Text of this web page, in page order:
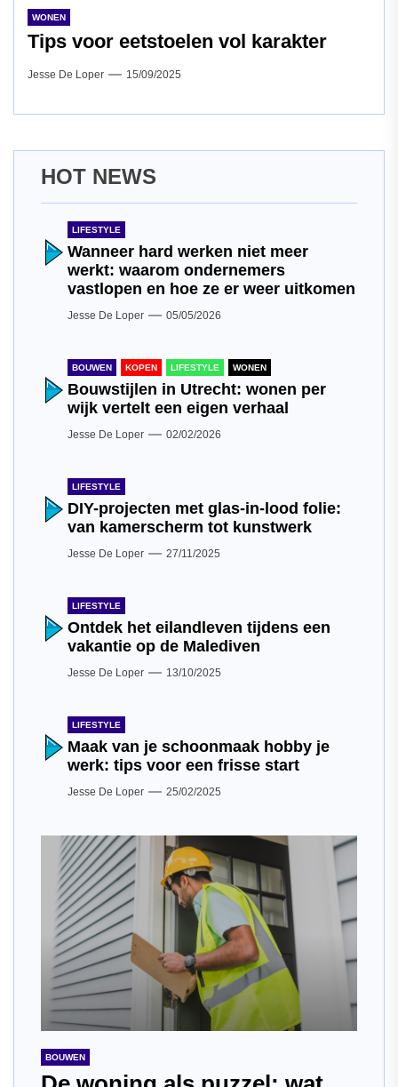
WONEN
Tips voor eetstoelen vol karakter
Jesse De Loper 15/09/2025
HOT NEWS
LIFESTYLE
Wanneer hard werken niet meer
werkt: waarom ondernemers
vastlopen en hoe ze er weer uitkomen
Jesse De Loper 05/05/2026
BOUWEN KOPEN LIFESTYLE WONEN
Bouwstijlen in Utrecht: wonen per
wijk vertelt een eigen verhaal
Jesse De Loper 02/02/2026
LIFESTYLE
DIY-projecten met glas-in-lood folie:
van kamerscherm tot kunstwerk
Jesse De Loper 27/11/2025
LIFESTYLE
Ontdek het eilandleven tijdens een
vakantie op de Malediven
Jesse De Loper 13/10/2025
LIFESTYLE
Maak van je schoonmaak hobby je
werk: tips voor een frisse start
Jesse De Loper 25/02/2025
BOUWEN